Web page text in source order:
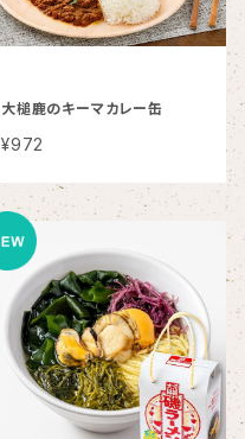
大槌鹿のキーマカレー缶
¥972